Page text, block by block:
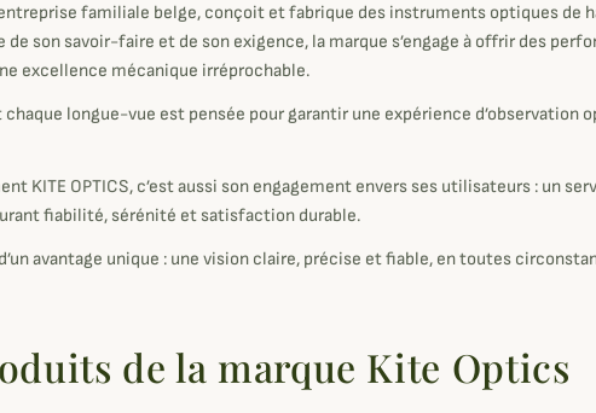
entreprise familiale belge, conçoit et fabrique des instruments optiques de
de son savoir-faire et de son exigence, la marque s’engage à offrir des
excellence mécanique irréprochable.
longue-vue est pensée pour garantir une expérience d’observation
KITE OPTICS, c’est aussi son engagement envers ses utilisateurs : un
fiabilité, sérénité et satisfaction durable.
avantage unique : une vision claire, précise et fiable, en toutes
de la marque Kite Optics